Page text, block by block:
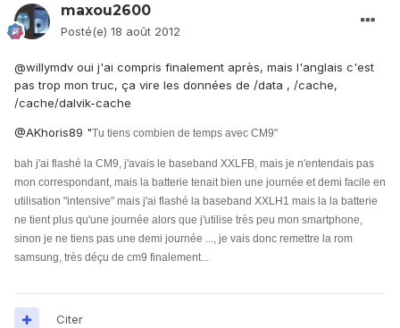
maxou2600
Posté(e) 18 août 2012
@willymdv oui j'ai compris finalement après, mais l'anglais c'est
pas trop mon truc, ça vire les données de /data , /cache,
/cache/dalvik-cache
@AKhoris89 "Tu tiens combien de temps avec CM9"
bah j'ai flashé la CM9, j'avais le baseband XXLFB, mais je n'entendais pas
mon correspondant, mais la batterie tenait bien une journée et demi facile en
utilisation "intensive" mais j'ai flashé la baseband XXLH1 mais la la batterie
ne tient plus qu'une journée alors que j'utilise très peu mon smartphone,
sinon je ne tiens pas une demi journée ..., je vais donc remettre la rom
samsung, très déçu de cm9 finalement...
Citer